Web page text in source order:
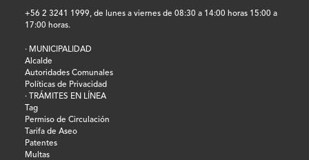
+56 2 3241 1999, de lunes a viernes de 08:30 a 14:00 horas 15:00 a
17:00 horas.
· MUNICIPALIDAD
Alcalde
Autoridades Comunales
Políticas de Privacidad
· TRÁMITES EN LÍNEA
Tag
Permiso de Circulación
Tarifa de Aseo
Patentes
Multas